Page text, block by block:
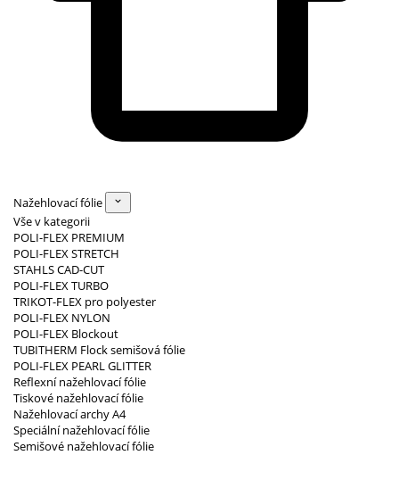
Nažehlovací fólie
Vše v kategorii
POLI-FLEX PREMIUM
POLI-FLEX STRETCH
STAHLS CAD-CUT
POLI-FLEX TURBO
TRIKOT-FLEX pro polyester
POLI-FLEX NYLON
POLI-FLEX Blockout
TUBITHERM Flock semišová fólie
POLI-FLEX PEARL GLITTER
Reflexní nažehlovací fólie
Tiskové nažehlovací fólie
Nažehlovací archy A4
Speciální nažehlovací fólie
Semišové nažehlovací fólie